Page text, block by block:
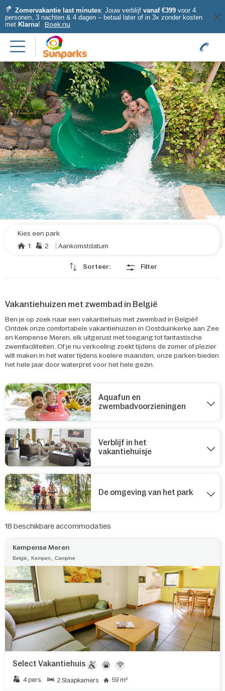
Zomervakantie last minutes: Jouw verblijf vanaf €399 voor 4
personen, 3 nachten & 4 dagen – betaal later of in 3x zonder kosten
met Klarna! Boek nu
Kies een park
1
2 Aankomstdatum
Sorteer: Filter
Vakantiehuizen met zwembad in België
Ben je op zoek naar een vakantiehuis met zwembad in België?
Ontdek onze comfortabele vakantiehuizen in Oostduinkerke aan Zee
en Kempense Meren, elk uitgerust met toegang tot fantastische
zwemfaciliteiten. Of je nu verkoeling zoekt tijdens de zomer of plezier
wilt maken in het water tijdens koelere maanden, onze parken bieden
het hele jaar door waterpret voor het hele gezin.
Aquafun en
zwembadvoorzieningen
Verblijf in het
vakantiehuisje
De omgeving van het park
18 beschikbare accommodaties
Kempense Meren
België, Kempen, Campine
Select Vakantiehuis
4 pers. 2 Slaapkamers 59 m²